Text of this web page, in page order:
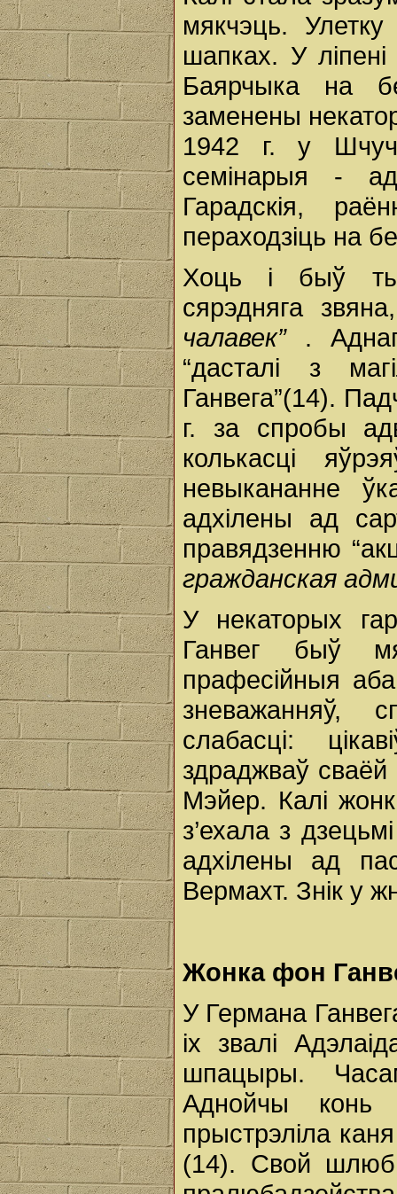
мякчэць.
шапках. У ліпені
Баярчыка на
заменены
1942 г. у
семінарыя -
Гарадскія,
пераходзіць на
Хоць і быў
сярэдняга
чалавек” .
“дасталі з
Ганвега”(14).
г. за спробы
колькасці
невыкананне
адхілены ад
правядзенню
гражданская
У некаторых
Ганвег быў
прафесійныя
зневажанняў,
слабасці:
здраджваў
Мэйер. Калі
з’ехала з
адхілены ад
Вермахт. Знік у
Жонка фон
У Германа
іх звалі
шпацыры.
Аднойчы конь
прыстрэліла
(14). Свой